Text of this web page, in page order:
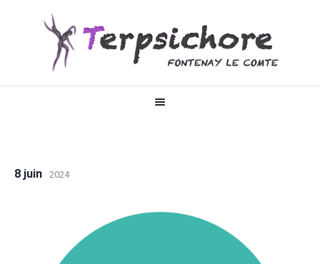
8 juin 2024